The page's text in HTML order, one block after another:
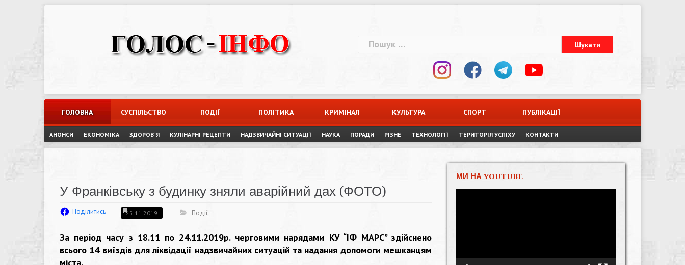
Пошук:
ГОЛОВНА СУСПІЛЬСТВО ПОДІЇ ПОЛІТИКА КРИМІНАЛ КУЛЬТУРА СПОРТ ПУБЛІКАЦІЇ
АНОНСИ ЕКОНОМІКА ЗДОРОВ`Я КУЛІНАРНІ РЕЦЕПТИ НАДЗВИЧАЙНІ СИТУАЦІЇ НАУКА ПОРАДИ РІЗНЕ ТЕХНОЛОГІЇ ТЕРИТОРІЯ УСПІХУ КОНТАКТИ
У Франківську з будинку зняли аварійний дах (ФОТО)
Поділитись 25.11.2019 Події
За період часу з 18.11 по 24.11.2019р. черговими нарядами КУ “ІФ МАРС” здійснено
всього 14 виїздів для ліквідації надзвичайних ситуацій та надання допомоги мешканцям
МИ НА YOUTUBE